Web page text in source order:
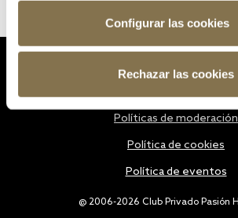
Configurar las cookies
Rechazar las cookies
@ 2006-2026 Club Privado Pasión
Políticas de moderación
Política de cookies
Política de eventos